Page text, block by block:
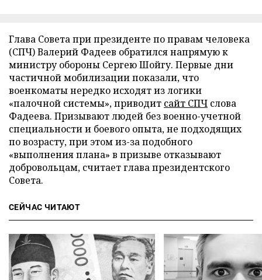
Глава Совета при президенте по правам человека
(СПЧ) Валерий Фадеев обратился напрямую к
министру обороны Сергею Шойгу. Первые дни
частичной мобилизации показали, что
военкоматы нередко исходят из логики
«палочной системы», приводит сайт СПЧ слова
Фадеева. Призывают людей без военно-учетной
специальности и боевого опыта, не подходящих
по возрасту, при этом из-за подобного
«выполнения плана» в призыве отказывают
добровольцам, считает глава президентского
Совета.
СЕЙЧАС ЧИТАЮТ